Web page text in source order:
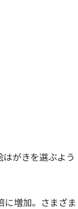
がきを選ぶよう
増加。さまざま